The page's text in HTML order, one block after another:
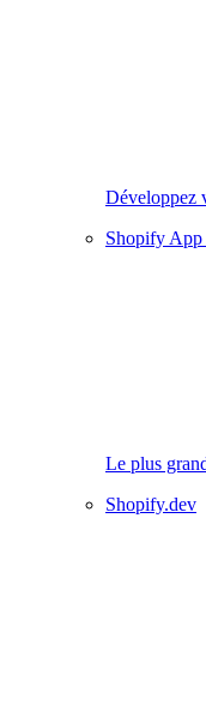
Développez
Shopify App
Le plus
Shopify.dev